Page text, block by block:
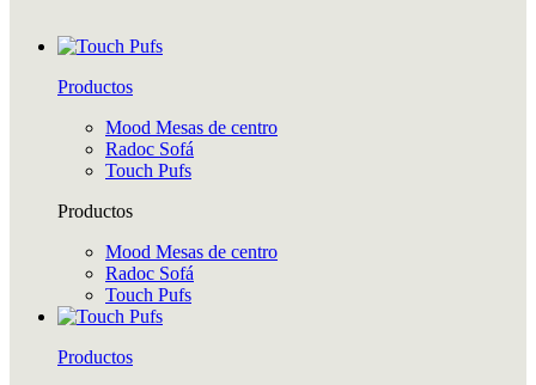
Productos
Mood Mesas de centro
Radoc Sofá
Touch Pufs
Productos
Mood Mesas de centro
Radoc Sofá
Touch Pufs
Productos